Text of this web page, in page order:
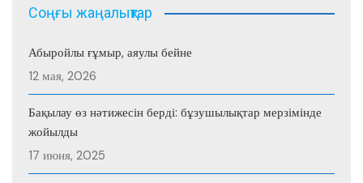
Соңғы жаңалықтар
Абыройлы ғұмыр, аяулы бейне
12 мая, 2026
Бақылау өз нәтижесін берді: бұзушылықтар мерзімінде
жойылды
17 июня, 2025